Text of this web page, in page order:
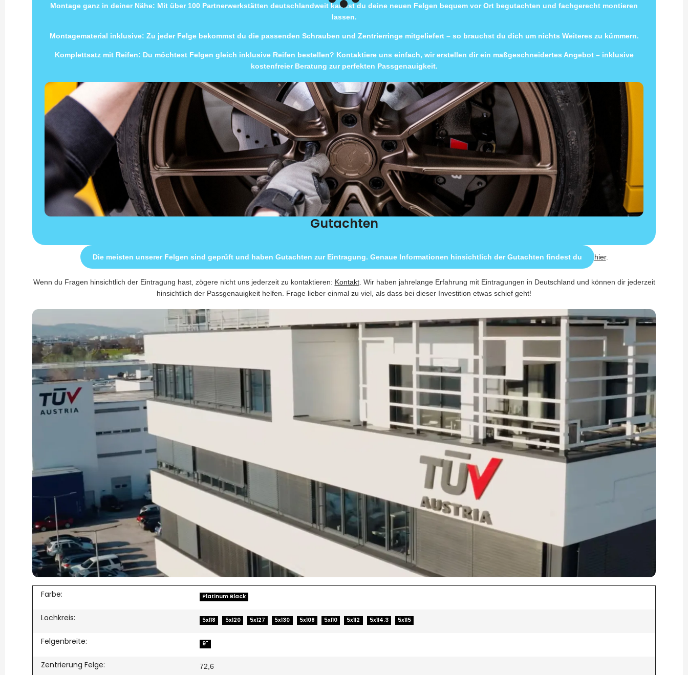
Montage ganz in deiner Nähe: Mit über 100 Partnerwerkstätten deutschlandweit kannst du deine neuen Felgen bequem vor Ort begutachten und fachgerecht montieren
lassen.
Montagematerial inklusive: Zu jeder Felge bekommst du die passenden Schrauben und Zentrierringe mitgeliefert – so brauchst du dich um nichts Weiteres zu kümmern.
Komplettsatz mit Reifen: Du möchtest Felgen gleich inklusive Reifen bestellen? Kontaktiere uns einfach, wir erstellen dir ein maßgeschneidertes Angebot – inklusive
kostenfreier Beratung zur perfekten Passgenauigkeit.
Gutachten
Die meisten unserer Felgen sind geprüft und haben Gutachten zur Eintragung. Genaue Informationen hinsichtlich der Gutachten findest du hier.
Wenn du Fragen hinsichtlich der Eintragung hast, zögere nicht uns jederzeit zu kontaktieren: Kontakt. Wir haben jahrelange Erfahrung mit Eintragungen in Deutschland und können dir jederzeit
hinsichtlich der Passgenauigkeit helfen. Frage lieber einmal zu viel, als dass bei dieser Investition etwas schief geht!
Farbe: Platinum Black
Lochkreis: 5x118 5x120 5x127 5x130 5x108 5x110 5x112 5x114.3 5x115
Felgenbreite: 9"
Zentrierung Felge: 72,6